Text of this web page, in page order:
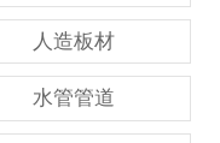
人造板材
水管管道